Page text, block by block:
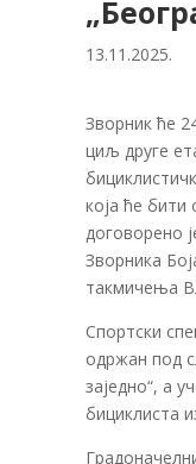
13.11.2025.
Зворник ће
циљ друге
која ће
договорено
Зворника
такмичења
Спортски
одржан под
заједно“, а
бициклиста